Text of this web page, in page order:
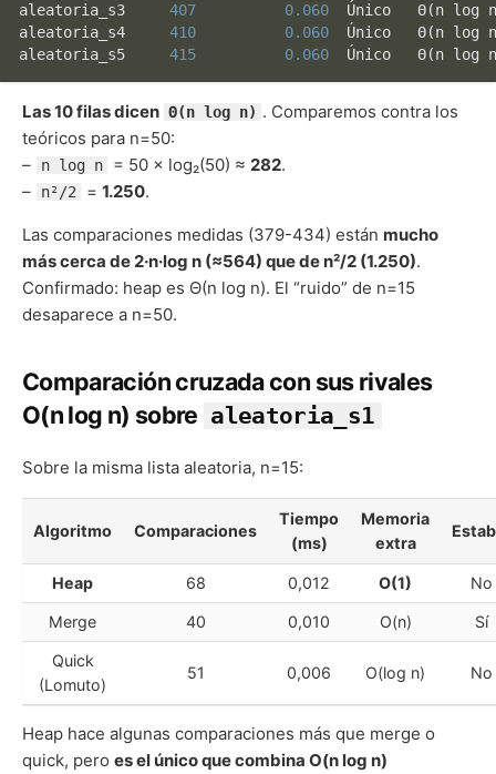
aleatoria_s3 407 0.060
Único   Θ(n log
aleatoria_s4 410 0.060
Único   Θ(n log
aleatoria_s5 415 0.060
Las 10 filas dicen Θ(n log n) . Comparemos contra los
teóricos para n=50:
–
n log n = 50 × log₂(50) ≈282.
–
n²/2 =1.250.
Las comparaciones medidas (379-434) están mucho
más cerca de 2·n·log n (≈564) que de n²/2 (1.250).
Confirmado: heap es Θ(n log n). El “ruido” de n=15
desaparece a n=50.
Comparación cruzada con sus rivales
O(n log n) sobre aleatoria_s1
Sobre la misma lista aleatoria, n=15:
Algoritmo Comparaciones
Tiempo
(ms)
Memoria
extra
Heap 68 0,012 O(1) No
Merge 40 0,010 O(n) Sí
Quick
(Lomuto)
51 0,006 O(log n) No
Heap hace algunas comparaciones más que merge o
quick, pero es el único que combina O(n log n)